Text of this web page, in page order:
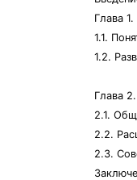
Глава
1.1.
1.2.
Глава
2.1.
2.2.
2.3.